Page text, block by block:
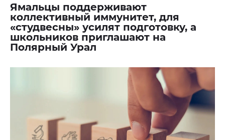
Ямальцы поддерживают
коллективный иммунитет, для
«студвесны» усилят подготовку, а
школьников приглашают на
Полярный Урал